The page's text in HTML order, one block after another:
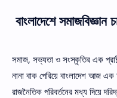
বাংলাদেশে সমাজবিজ্ঞান
সমাজ, সভ্যতা ও সংস্কৃতির এক
নানা বাক পেরিয়ে বাংলাদেশ আজ
রাজনৈতিক পরিবর্তনের মধ্য দিয়ে